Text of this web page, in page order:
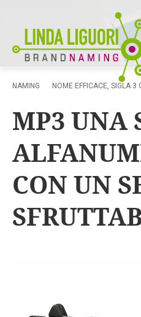
NAMING NOME EFFICACE, SIGLA 3
MP3 UNA
CON UN